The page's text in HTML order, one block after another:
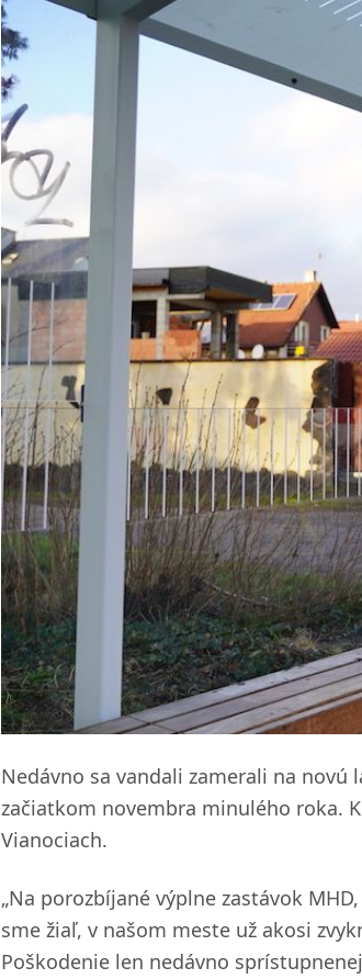
Nedávno sa vandali zamerali na
začiatkom novembra minulého roka.
Vianociach.
„Na porozbíjané výplne zastávok
sme žiaľ, v našom meste už akosi
Poškodenie len nedávno